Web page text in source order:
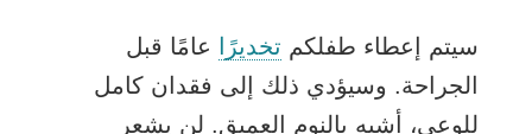
سيتم إعطاء طفلكم تخديرًا
عامًا قبل
الجراحة. وسيؤدي ذلك إلى فقدان كامل
للوعي، أشبه بالنوم العميق. لن يشعر